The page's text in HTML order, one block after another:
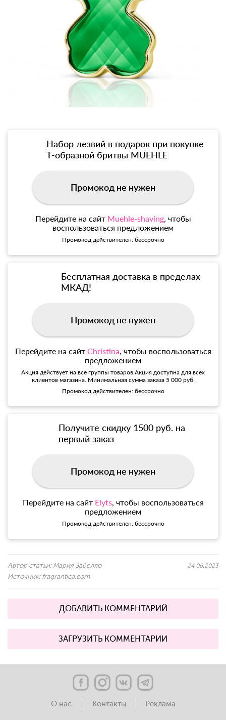
Набор лезвий в подарок при покупке
Т-образной бритвы MUEHLE
Промокод не нужен
Перейдите на сайт Muehle-shaving, чтобы
воспользоваться предложением
Промокод действителен: бессрочно
Бесплатная доставка в пределах
МКАД!
Промокод не нужен
Перейдите на сайт Christina , чтобы воспользоваться
предложением
Акция действует на все группы товаров.Акция доступна для всех
клиентов магазина. Минимальная сумма заказа 5 000 руб.
Промокод действителен: бессрочно
Получите скидку 1500 руб. на
первый заказ
Промокод не нужен
Перейдите на сайт Elyts, чтобы воспользоваться
предложением
Промокод действителен: бессрочно
Автор статьи: Мария Забелло
Источник: fragrantica.com
24.06.2023
ДОБАВИТЬ КОММЕНТАРИЙ
ЗАГРУЗИТЬ КОММЕНТАРИИ
О нас Контакты Реклама